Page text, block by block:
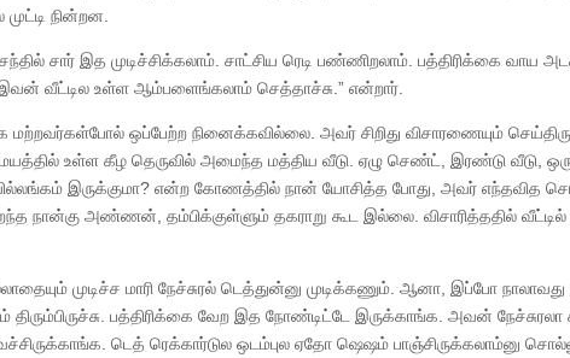
முட்டி நின்றன.
சார் இத முடிச்சிக்கலாம். சாட்சிய ரெடி பண்ணிறலாம். பத்திரிக்கை
வீட்டில உள்ள ஆம்பளைங்கலாம் செத்தாச்சு.” என்றார்.
ஒப்பேற்ற நினைக்கவில்லை. அவர் சிறிது விசாரணையும்
உள்ள கீழ தெருவில் அமைந்த மத்திய வீடு. ஏழு செண்ட், இரண்டு வீடு,
வில்லங்கம் இருக்குமா? என்ற கோணத்தில் நான் யோசித்த போது, அவர் எந்தவித
நான்கு அண்ணன், தம்பிக்குள்ளும் தகராறு கூட இல்லை. விசாரித்ததில் வீட்டில்
முடிச்ச மாரி நேச்சுரல் டெத்துன்னு முடிக்கணும். ஆனா, இப்போ
பத்திரிக்கை வேற இத நோண்டிட்டே இருக்காங்க. அவன் நேச்சுரலா
டெத் ரெக்கார்டுல ஒடம்புல ஏதோ ஷெஷம் பாஞ்சிருக்கலாம்னு